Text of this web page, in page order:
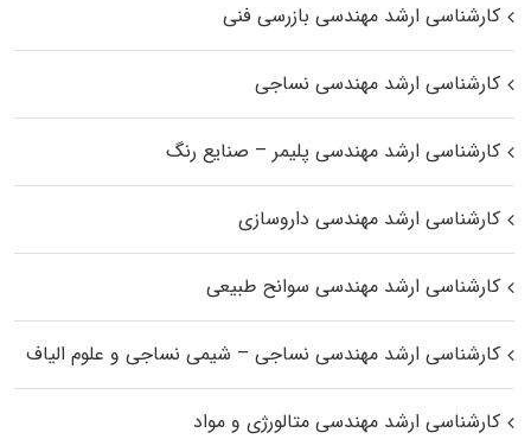
کارشناسی ارشد مهندسی بازرسی فنی
کارشناسی ارشد مهندسی نساجی
کارشناسی ارشد مهندسی پلیمر – صنایع رنگ
کارشناسی ارشد مهندسی داروسازی
کارشناسی ارشد مهندسی سوانح طبیعی
کارشناسی ارشد مهندسی نساجی – شیمی نساجی و علوم الیاف
کارشناسی ارشد مهندسی متالورژی و مواد